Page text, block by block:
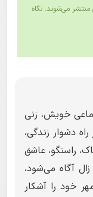
منتشر می‌شوند. نگاه
خویش، زنی
دشوار زندگی،
راستگو، عاشق
آگاه می‌شود،
خود را آشکار